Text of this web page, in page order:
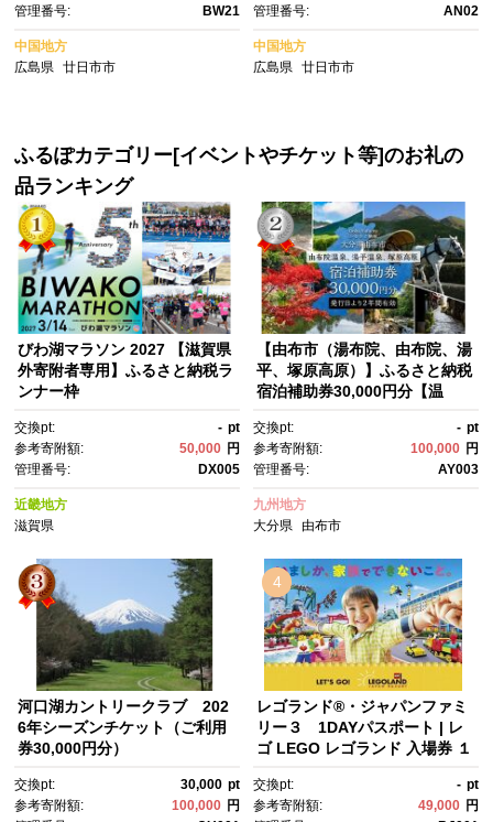
管理番号:
BW21
中国地方
広島県
廿日市市
管理番号:
AN02
中国地方
広島県 廿日市市
ふるぽカテゴリー[イベントやチケット等]のお礼の
品ランキング
びわ湖マラソン 2027 【滋賀県
外寄附者専用】ふるさと納税ラ
ンナー枠
交換pt: - pt
参考寄附額:
50,000 円
管理番号:
DX005
近畿地方
滋賀県
【由布市（湯布院、由布院、湯
平、塚原高原）】ふるさと納税
宿泊補助券30,000円分【温
ポン チケット 宿泊券 旅行券 宿
泊 トラベルクーポン トラベ
ル ゆふいん 人気 おすすめ 大分
県 由布市 AY003】
交換pt: - pt
参考寄附額:
100,000 円
管理番号:
AY003
九州地方
大分県
由布市
河口湖カントリークラブ 202
6年シーズンチケット（ご利用
券30,000円分）
交換pt: 30,000 pt
参考寄附額:
100,000 円
4
レゴランド®・ジャパンファミ
リー３ 1DAYパスポート | レ
ゴ LEGO レゴランド 入場券 １
マパーク ファミリー向け 1日入
場券 人気 おすすめ 子供連れ 家
交換pt: - pt
参考寄附額:
49,000 円